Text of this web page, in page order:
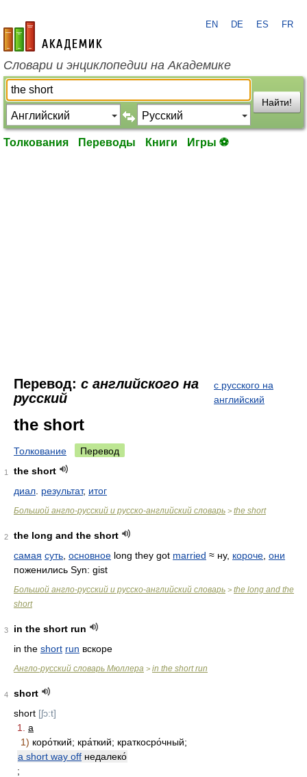
academic.ru
EN DE ES FR
Словари и энциклопедии на Академике
Найти!
Толкования Переводы Книги Игры ⚽
Перевод: с английского на
русский
с русского на
английский
the short
Толкование Перевод
1
the short
диал результат, итог
Большой англо-русский и русско-английский словарь > the short
2
the long and the short
самая суть основное long they got married ≈ ну, короче они
поженились Syn: gist
Большой англо-русский и русско-английский словарь > the long and the
short
3
in the short run
in the short run вскоре
Англо-русский словарь Мюллера > in the short run
4
short
short [ʃɔ:t]
1.
a
1) коро́ткий; кра́ткий; краткосро́чный;
a short way off недалеко́
;